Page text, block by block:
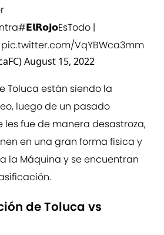
#𝗘𝗹𝗥𝗼𝗷𝗼EsTodo |
pic.twitter.com/VqYBWca3mm
August 15, 2022
Toluca están siendo la
luego de un pasado
les fue de manera desastroza,
en una gran forma física y
la Máquina y se encuentran
de Toluca vs